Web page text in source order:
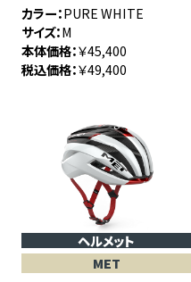
カラー PURE WHITE
サイズ M
本体価格 ￥45,400
税込価格 ￥49,400
ヘルメット
MET